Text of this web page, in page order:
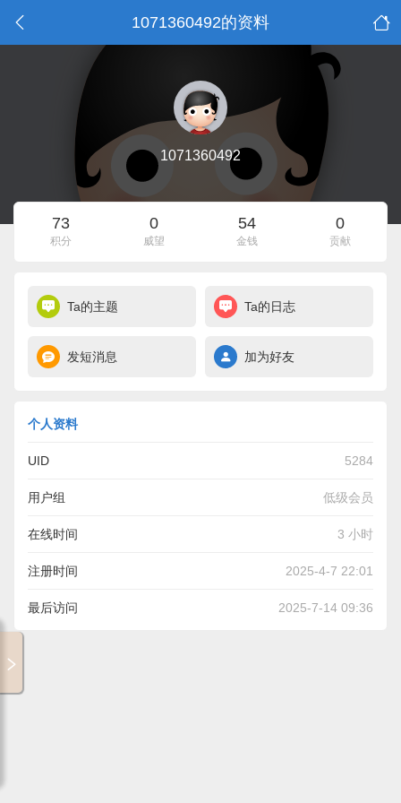
1071360492的资料
1071360492
73
积分
0
威望
54
金钱
0
贡献
Ta的主题 Ta的日志
发短消息 加为好友
个人资料
UID 5284
用户组 低级会员
在线时间 3 小时
注册时间 2025-4-7 22:01
最后访问 2025-7-14 09:36